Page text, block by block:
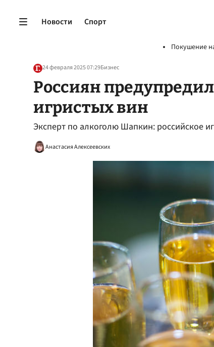
Новости Спорт
Покушение
24 февраля 2025 07:29Бизнес
Россиян
игристых вин
Эксперт по алкоголю Шапкин: российское
Анастасия Алексеевских